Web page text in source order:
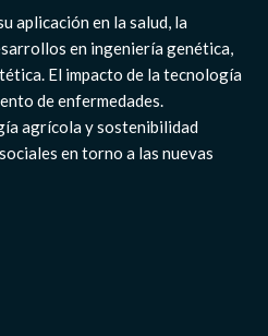
aplicación en la salud, la
en ingeniería genética,
El impacto de la tecnología
de enfermedades.
agrícola y sostenibilidad
en torno a las nuevas